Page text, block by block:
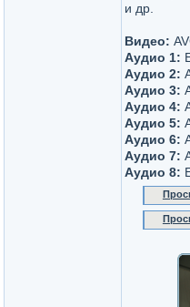
и др.
Видео:
Аудио 1:
Аудио 2:
Аудио 3:
Аудио 4:
Аудио 5:
Аудио 6:
Аудио 7:
Аудио 8: